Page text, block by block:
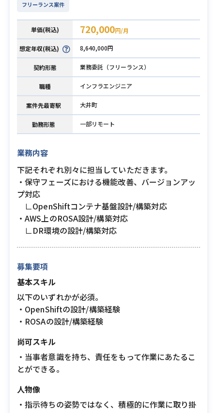
フリーランス案件
単価(税込) 720,000円/月
想定年収(税込) 8,640,000円
契約形態 業務委託（フリーランス）
職種 インフラエンジニア
案件先最寄駅 大井町
勤務形態 一部リモート
業務内容
下記それぞれ別々に担当していただきます。
・保守フェーズにおける機能改善、バージョンアッ
プ対応
∟OpenShiftコンテナ基盤設計/構築対応
・AWS上のROSA設計/構築対応
∟DR環境の設計/構築対応
募集要項
基本スキル
以下のいずれかが必須。
・OpenShiftの設計/構築経験
・ROSAの設計/構築経験
尚可スキル
・当事者意識を持ち、責任をもって作業にあたるこ
とができる。
人物像
・指示待ちの姿勢ではなく、積極的に作業に取り掛